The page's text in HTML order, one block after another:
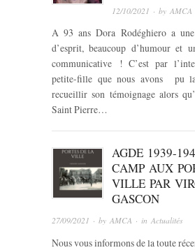
12/10/2021 · byAMCA
A 93 ans Dora Rodéghiero a
d’esprit, beaucoup d’humour et
communicative ! C’est par
petite-fille que nous avons pu
recueillir son témoignage alors
Saint Pierre…
AGDE 1939-
CAMP AUX
VILLE PAR
GASCON
27/09/2021 · by AMCA · in Actualités
Nous vous informons de la toute